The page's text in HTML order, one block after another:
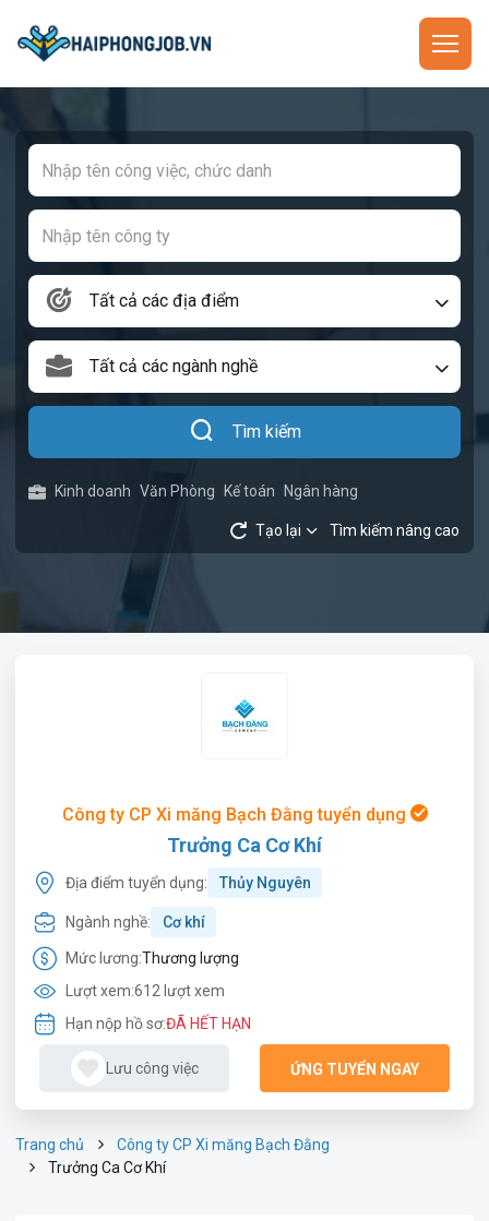
Tất cả các địa điểm
Tất cả các ngành nghề
Tìm kiếm
Kinh doanh Văn Phòng Kế toán Ngân hàng
Tạo lại Tìm kiếm nâng cao
Công ty CP Xi măng Bạch Đằng tuyển dụng
Trưởng Ca Cơ Khí
Địa điểm tuyển dụng: Thủy Nguyên
Ngành nghề: Cơ khí
Mức lương:Thương lượng
Lượt xem:612 lượt xem
Hạn nộp hồ sơ:ĐÃ HẾT HẠN
Lưu công việc ỨNG TUYỂN NGAY
Trang chủ
Công ty CP Xi măng Bạch Đằng
Trưởng Ca Cơ Khí